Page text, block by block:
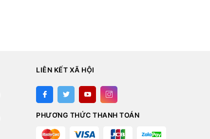
LIÊN KẾT XÃ HỘI
PHƯƠNG THỨC THANH TOÁN